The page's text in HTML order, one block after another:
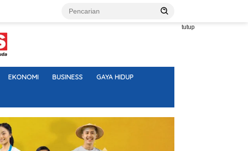
tutup
EKONOMI BUSINESS GAYA HIDUP